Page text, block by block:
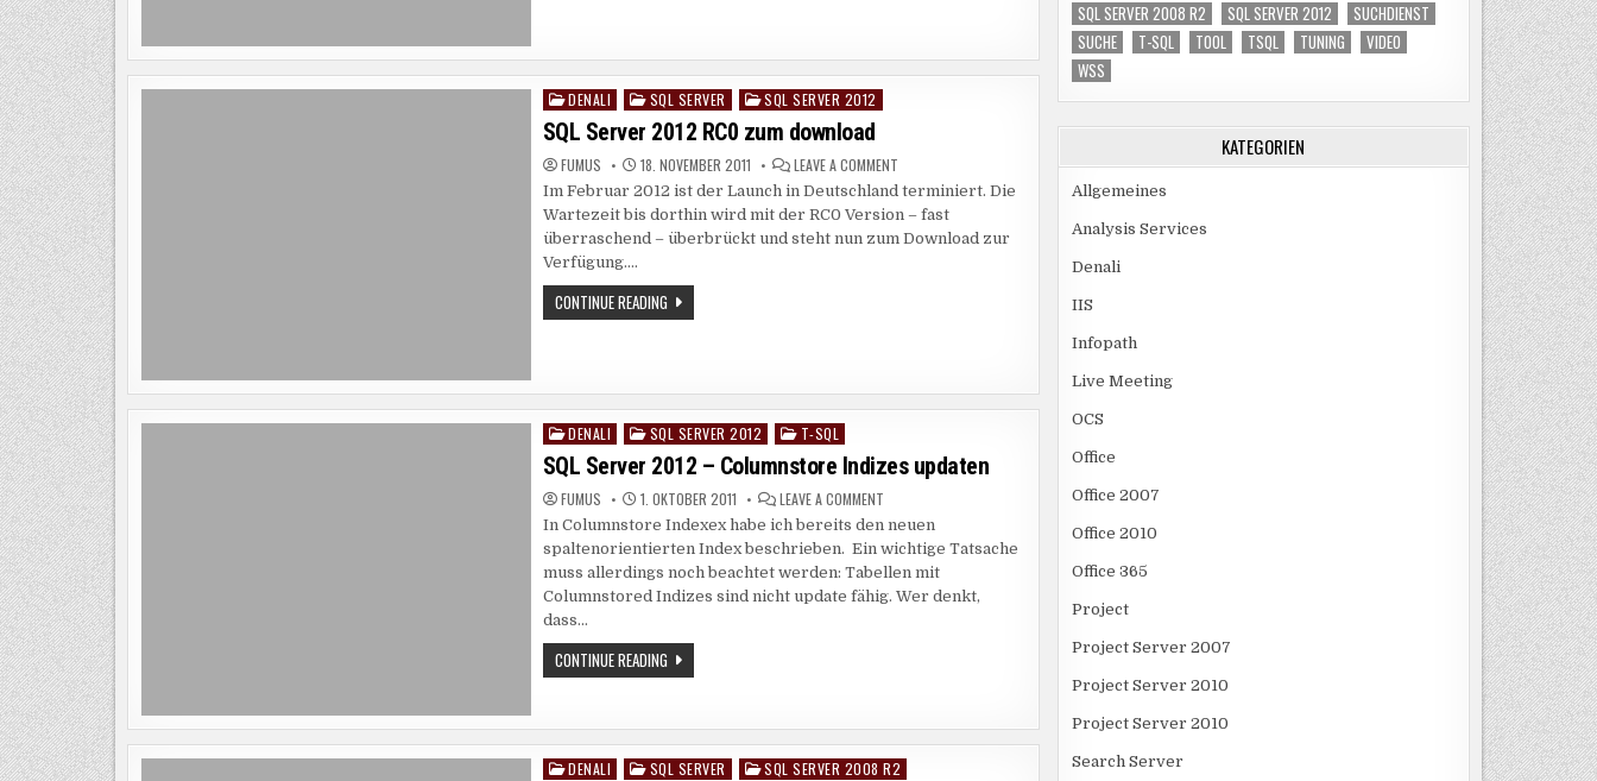
FILETABLES
Posted
in
DENALI SQL SERVER SQL SERVER 2012
SQL Server 2012 RC0 zum download
FUMUS 18. NOVEMBER 2011 LEAVE A COMMENTON
SERVER
2012
RC0
ZUM
DOWNLOAD
Im Februar 2012 ist der Launch in Deutschland terminiert. Die
Wartezeit bis dorthin wird mit der RC0 Version – fast
überraschend – überbrückt und steht nun zum Download zur
Verfügung….
CONTINUE READINGSQL
SERVER
Posted
in
DENALI SQL SERVER 2012 T-SQL
SQL Server 2012 – Columnstore Indizes updaten
FUMUS 1. OKTOBER 2011 LEAVE A COMMENTON
SERVER
2012
–
COLUMNSTORE
INDIZES
UPDATEN
In Columnstore Indexex habe ich bereits den neuen
spaltenorientierten Index beschrieben. Ein wichtige Tatsache
muss allerdings noch beachtet werden: Tabellen mit
Columnstored Indizes sind nicht update fähig. Wer denkt,
dass…
CONTINUE READINGSQL
SERVER
INDIZES
UPDATEN
Posted
DENALI SQL SERVER
SQL SERVER 2008 R2
SQL SERVER 2008 R2
SQL SERVER 2012
SUCHDIENST
SUCHE
T-SQL TOOL TSQL TUNING
VIDEO
WSS
KATEGORIEN
Allgemeines
Analysis Services
Denali
IIS
Infopath
Live Meeting
OCS
Office
Office 2007
Office 2010
Office 365
Project
Project Server 2007
Project Server 2010
Project Server 2010
Search Server